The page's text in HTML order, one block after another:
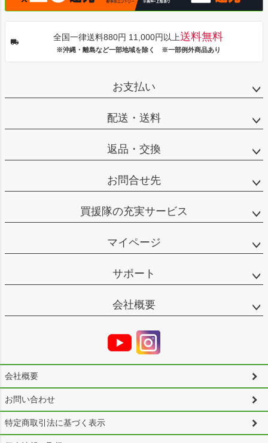
全国一律送料880円 11,000円以上送料無料
※沖縄・離島など一部地域を除く ※一部例外商品あり
お支払い
配送・送料
返品・交換
お問合せ先
買援隊の充実サービス
マイページ
サポート
会社概要
会社概要
お問い合わせ
特定商取引法に基づく表示